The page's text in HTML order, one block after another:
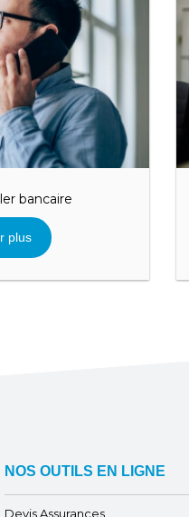
bancaire
plus
NOS OUTILS EN LIGNE
Devis Assurances